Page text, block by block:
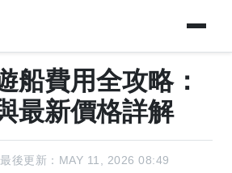
船費用全攻略：
最新價格詳解
最後更新：MAY 11, 2026 08:49